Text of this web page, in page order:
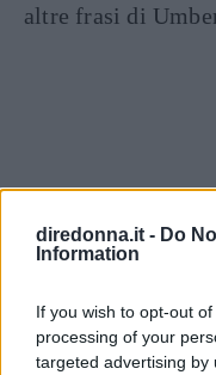
diredonna.it - Do
Information
If you wish to opt-out
processing of your
targeted advertising by
altre frasi di
Articolia tema